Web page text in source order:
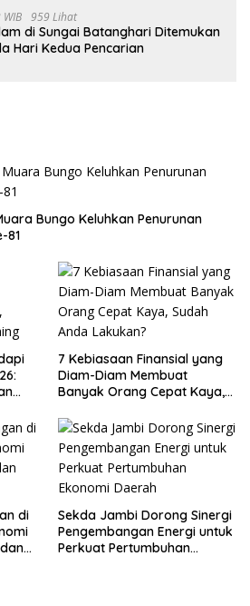
959 Lihat
di Sungai Batanghari Ditemukan
Hari Kedua Pencarian
Bungo Keluhkan Penurunan
81
7 Kebiasaan Finansial yang
Diam-Diam Membuat
Banyak Orang Cepat Kaya,
di
Sekda Jambi Dorong Sinergi
Pengembangan Energi untuk
Perkuat Pertumbuhan